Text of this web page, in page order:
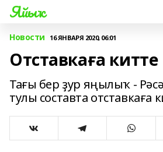
Яйыҡ
Новости 16 ЯНВАРЯ 2020, 06:01
Отставкаға китте
Тағы бер ҙур яңылыҡ -
тулы составта отставкаға